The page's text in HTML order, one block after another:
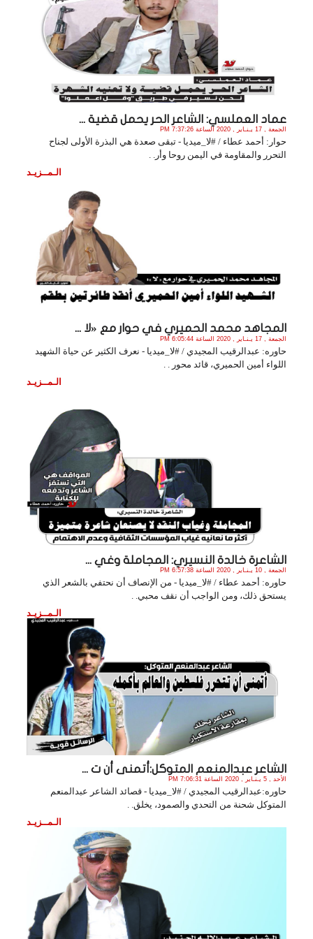
عماد العملسي: الشاعر الحر يحمل قضية ...
الجمعة , 17 يـنـاير , 2020 الساعة 7:37:26 PM
حوار: أحمد عطاء / #لا_ميديا - تبقى صعدة هي البذرة الأولى لجناح
التحرر والمقاومة في اليمن روحا وأر. .
الـمــزيـد
المجاهد محمد الحميري في حوار مع «لا ...
الجمعة , 17 يـنـاير , 2020 الساعة 6:05:44 PM
حاوره: عبدالرقيب المجيدي / #لا_ميديا - نعرف الكثير عن حياة الشهيد
اللواء أمين الحميري، قائد محور . .
الـمــزيـد
الشاعرة خالدة النسيري: المجاملة وغي ...
الجمعة , 10 يـنـاير , 2020 الساعة 6:57:38 PM
حاوره: أحمد عطاء / #لا_ميديا - من الإنصاف أن نحتفي بالشعر الذي
يستحق ذلك، ومن الواجب أن نقف محبي. .
الـمــزيـد
الشاعر عبدالمنعم المتوكل:أتمنى أن ت ...
الأحد , 5 يـنـاير , 2020 الساعة 7:06:31 PM
حاوره:عبدالرقيب المجيدي / #لا_ميديا - قصائد الشاعر عبدالمنعم
المتوكل شحنة من التحدي والصمود، يخلق. .
الـمــزيـد